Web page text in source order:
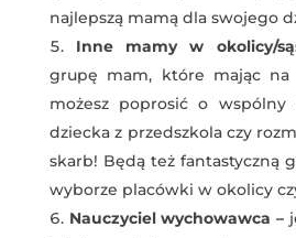
najlepszą mamą dla swojego
Inne mamy w okolicy/
grupę mam, które mając na
możesz poprosić o wspólny
dziecka z przedszkola czy
skarb! Będą też fantastyczną
wyborze placówki w okolicy
Nauczyciel wychowawca –